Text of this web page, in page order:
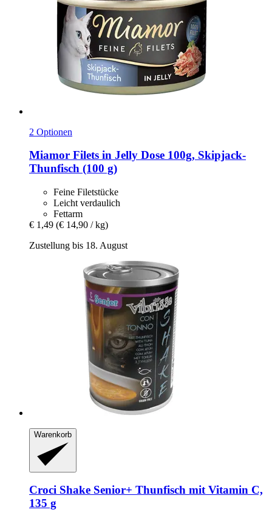
2 Optionen
Miamor Filets in Jelly Dose 100g, Skipjack-​
Thunfisch (100 g)
Feine Filetstücke
Leicht verdaulich
Fettarm
€ 1,49 (€ 14,90 / kg)
Zustellung bis 18. August
Warenkorb
Croci Shake Senior+ Thunfisch mit Vitamin C,
135 g